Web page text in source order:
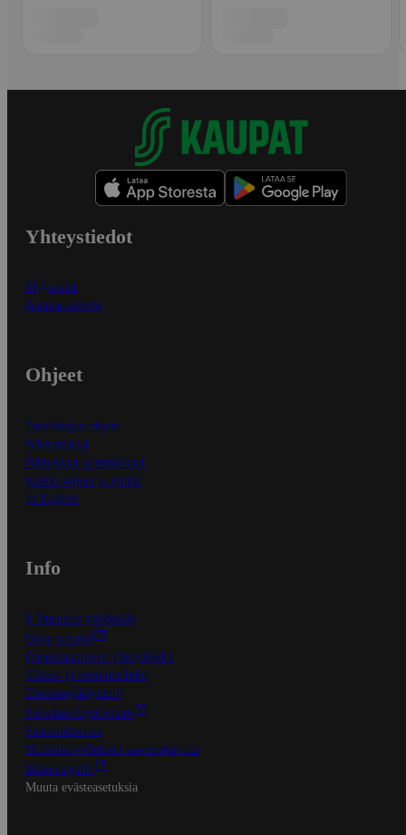
Yhteystiedot
Myymälät
Asiakaspalvelu
Ohjeet
Ensitilaajan ohjeet
Näin maksat
Näin tilaat ja muokkaat
Kaikki ohjeet ja vinkit
In English
Info
S-Business yrityksille
Oiva-raportit
Osuuskauppojen yhteystiedot
Tilaus- ja toimitusehdot
Tietosuojakäytäntö
Palvelun käyttöehdot
Saavutettavuus
Mobiilisovelluksen saavutettavuus
Mainostajalle
Muuta evästeasetuksia